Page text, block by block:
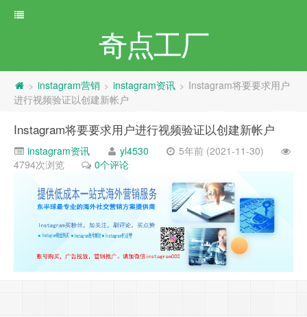
奇点工厂
> instagram营销 > instagram资讯 > Instagram将要要求用户
进行视频验证以创建新帐户
Instagram将要要求用户进行视频验证以创建新帐户
instagram资讯 yl4530
5年前 (2021-11-30)
4794次浏览
0个评论